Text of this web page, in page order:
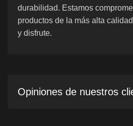
durabilidad. Estamos
productos de la más alta
y disfrute.
Opiniones de nuestros